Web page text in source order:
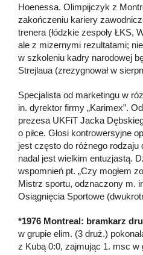
Hoenessa. Olimpijczyk z
zakończeniu kariery
trenera (łódzkie zespoły ŁKS,
ale z mizernymi rezultatami;
w szkoleniu kadry narodowej
Strejlaua (zrezygnował w
Specjalista od marketingu w
in. dyrektor firmy „Karimex”.
prezesa UKFiT Jacka
o piłce. Głosi kontrowersyjne
jest często do różnego rodzaju
nadal jest wielkim entuzjastą.
wspomnień pt. „Czy mogłem
Mistrz sportu, odznaczony m.
Osiągnięcia Sportowe
*1976 Montreal: bramkarz
w grupie elim. (3 druż.)
z Kubą 0:0, zajmując 1. msc w